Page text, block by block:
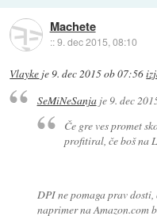
Machete
::9. dec 2015, 08:10
Vlayke je9. dec 2015 ob 07:56
SeMiNeSanjaje 9. dec
Če gre ves promet
profitiral, če boš na
DPI ne pomaga prav
naprimer na Amazon.com